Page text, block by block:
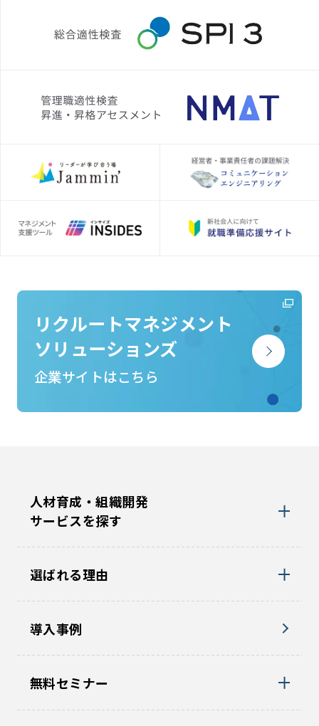
リクルートマネジメント
ソリューションズ
企業サイトはこちら
人材育成・組織開発
サービスを探す
選ばれる理由
導入事例
無料セミナー